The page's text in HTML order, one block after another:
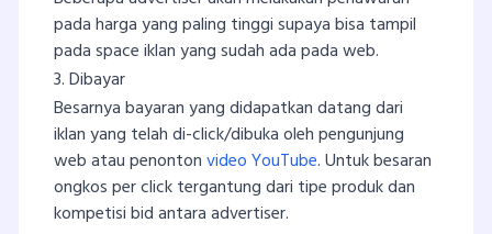
pada harga yang paling tinggi supaya bisa tampil
pada space iklan yang sudah ada pada web.
3. Dibayar
Besarnya bayaran yang didapatkan datang dari
iklan yang telah di-click/dibuka oleh pengunjung
web atau penontonvideo YouTube. Untuk besaran
ongkos per click tergantung dari tipe produk dan
kompetisi bid antara advertiser.